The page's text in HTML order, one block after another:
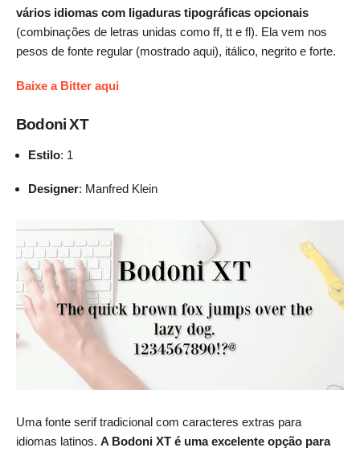
vários idiomas com ligaduras tipográficas opcionais
(combinações de letras unidas como ff, tt e fl). Ela vem nos
pesos de fonte regular (mostrado aqui), itálico, negrito e forte.
Baixe a Bitter aqui
Bodoni XT
Estilo: 1
Designer: Manfred Klein
Uma fonte serif tradicional com caracteres extras para
idiomas latinos. A Bodoni XT é uma excelente opção para